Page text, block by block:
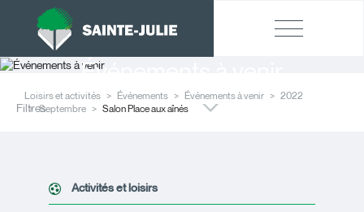
Événements à venir
Loisirs et activités Événements Événements à venir
2022
Septembre
Salon Place aux aînés
Filtres
Activités et loisirs